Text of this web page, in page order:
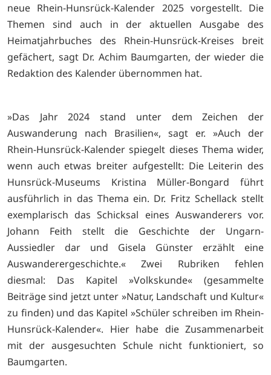
neue Rhein-Hunsrück-Kalender 2025 vorgestellt. Die
Themen sind auch in der aktuellen Ausgabe des
Heimatjahrbuches des Rhein-Hunsrück-Kreises breit
gefächert, sagt Dr. Achim Baumgarten, der wieder die
Redaktion des Kalender übernommen hat.
»Das Jahr 2024 stand unter dem Zeichen der
Auswanderung nach Brasilien«, sagt er. »Auch der
Rhein-Hunsrück-Kalender spiegelt dieses Thema wider,
wenn auch etwas breiter aufgestellt: Die Leiterin des
Hunsrück-Museums Kristina Müller-Bongard führt
ausführlich in das Thema ein. Dr. Fritz Schellack stellt
exemplarisch das Schicksal eines Auswanderers vor.
Johann Feith stellt die Geschichte der Ungarn-
Aussiedler dar und Gisela Günster erzählt eine
Auswanderergeschichte.« Zwei Rubriken fehlen
diesmal: Das Kapitel »Volkskunde« (gesammelte
Beiträge sind jetzt unter »Natur, Landschaft und Kultur«
zu finden) und das Kapitel »Schüler schreiben im Rhein-
Hunsrück-Kalender«. Hier habe die Zusammenarbeit
mit der ausgesuchten Schule nicht funktioniert, so
Baumgarten.